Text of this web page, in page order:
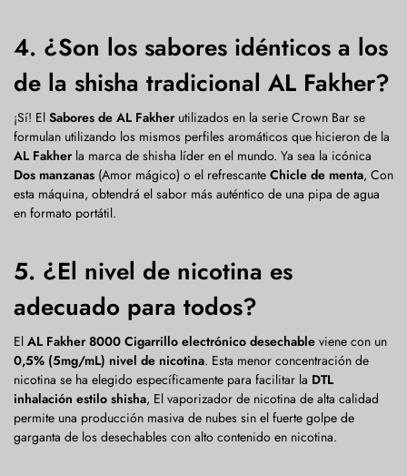
4. ¿Son los sabores idénticos a los
de la shisha tradicional AL Fakher?
¡Sí! El Sabores de AL Fakher utilizados en la serie Crown Bar se
formulan utilizando los mismos perfiles aromáticos que hicieron de la
AL Fakher la marca de shisha líder en el mundo. Ya sea la icónica
Dos manzanas (Amor mágico) o el refrescante Chicle de menta, Con
esta máquina, obtendrá el sabor más auténtico de una pipa de agua
en formato portátil.
5. ¿El nivel de nicotina es
adecuado para todos?
El AL Fakher 8000 Cigarrillo electrónico desechable viene con un
0,5% (5mg/mL) nivel de nicotina. Esta menor concentración de
nicotina se ha elegido específicamente para facilitar la DTL
inhalación estilo shisha, El vaporizador de nicotina de alta calidad
permite una producción masiva de nubes sin el fuerte golpe de
garganta de los desechables con alto contenido en nicotina.